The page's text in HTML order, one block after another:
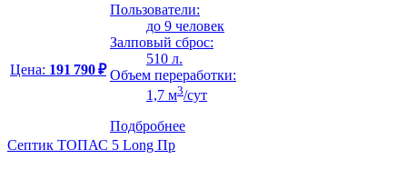
Цена: 191 790 ₽
Пользователи:
до 9 человек
Залповый сброс:
510 л.
Объем переработки:
1,7 м3/сут
Подбробнее
Септик ТОПАС 5 Long Пр